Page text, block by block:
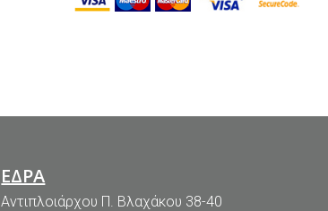
ΕΔΡΑ
Αντιπλοιάρχου Π. Βλαχάκου 38-40